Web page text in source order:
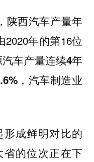
陕西汽车产量年
2020年的第16位
车产量连续4年
，汽车制造业
成鲜明对比的
的位次正在下